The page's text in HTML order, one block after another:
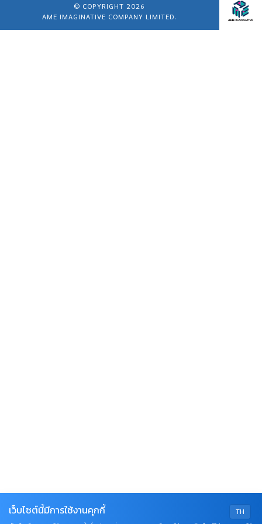
© COPYRIGHT 2026
AME IMAGINATIVE COMPANY LIMITED.
TH
เว็บไซต์นี้มีการใช้งานคุกกี้